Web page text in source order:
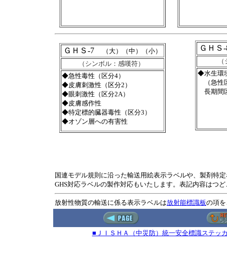
ＧＨＳ-7
（大）（中）（小）
（シンボル：感嘆符）
◆急性毒性（区分4）
◆皮膚刺激性（区分2）
◆眼刺激性（区分2A）
◆皮膚感作性
◆特定標的臓器毒性（区分3）
◆オゾン層への有害性
ＧＨ
◆水生環
（急性
長期間
国連モデル規則に沿った輸送用絵表示ラベルや、製剤特
GHS対応ラベルの製作対応もいたします。表記内容はつ
放射性物質の輸送に係る表示ラベルは放射能標識板の項
■ＪＩＳＨＡ（中災防）統一安全標識ステッ